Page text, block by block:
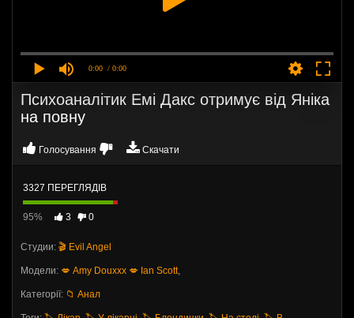
0:00 / 0:00
Психоаналітик Емі Дакс отримує від Яніка
на повну
Голосування Скачати
3327 ПЕРЕГЛЯДІВ
95% 3 0
Студии: 🎬 Evil Angel
Модели: 💋 Amy Douxxx 💋 Ian Scott,
Категорії: 📁 Анал